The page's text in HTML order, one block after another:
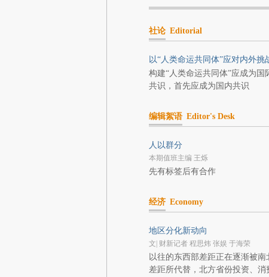
社论 Editorial
以“人类命运共同体”应对内外挑
构建“人类命运共同体”应成为国
共识，首先应成为国内共识
编辑絮语 Editor's Desk
人以群分
本期值班主编 王烁
先有标签后有合作
经济 Economy
地区分化新动向
文| 财新记者 程思炜 张娱 于海荣
以往的东西部差距正在逐渐被南
差距所代替，北方省份投资、消